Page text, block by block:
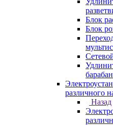
Блок
Блок
различного
Назад